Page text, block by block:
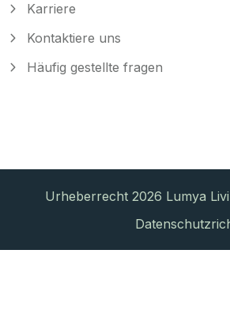
Karriere
Kontaktiere uns
Häufig gestellte fragen
Urheberrecht 2026 Lumya